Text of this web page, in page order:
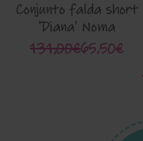
Conjunto falda short
'Diana' Noma
Fernandez 05
131,00€65,50€